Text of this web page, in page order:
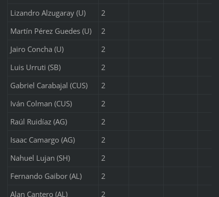
Lizandro Alzugaray (U)
2
Martín Pérez Guedes (U)
2
Jairo Concha (U)
2
Luis Urruti (SB)
2
Gabriel Carabajal (CUS)
2
Iván Colman (CUS)
2
Raúl Ruidíaz (AG)
2
Isaac Camargo (AG)
2
Nahuel Lujan (SH)
2
Fernando Gaibor (AL)
2
Alan Cantero (AL)
2